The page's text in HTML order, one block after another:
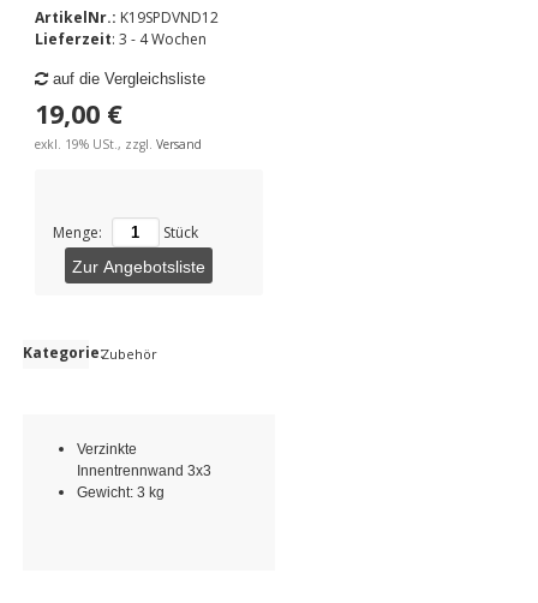
ArtikelNr.: K19SPDVND12
Lieferzeit: 3 - 4 Wochen
auf die Vergleichsliste
19,00 €
exkl. 19% USt., zzgl. Versand
Menge: Stück
Zur Angebotsliste
Kategorie:Zubehör
Verzinkte
Innentrennwand 3x3
Gewicht: 3 kg